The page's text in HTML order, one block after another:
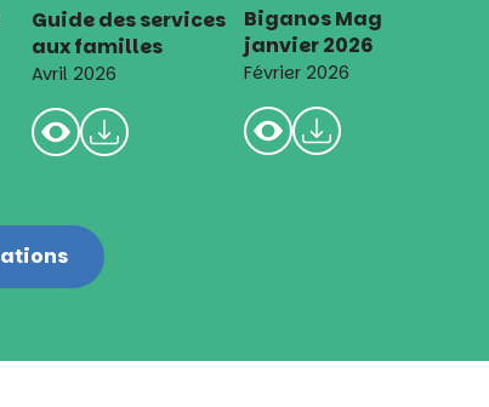
Guide des services
aux familles
Avril 2026
Biganos Mag
janvier 2026
Février 2026